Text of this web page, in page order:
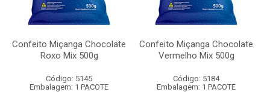
Confeito Miçanga Chocolate
Roxo Mix 500g
Código: 5145
Embalagem: 1 PACOTE
Confeito Miçanga Chocolate
Vermelho Mix 500g
Código: 5184
Embalagem: 1 PACOTE